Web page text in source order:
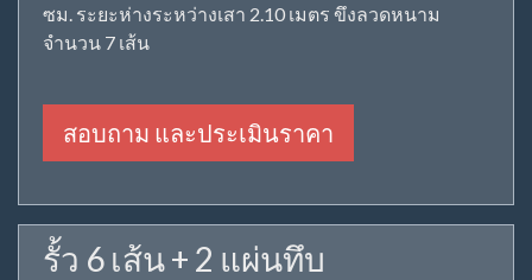
ซม. ระยะห่างระหว่างเสา 2.10 เมตร ขึงลวดหนาม
จำนวน 7 เส้น
สอบถาม และประเมินราคา
รั้ว 6 เส้น + 2 แผ่นทึบ